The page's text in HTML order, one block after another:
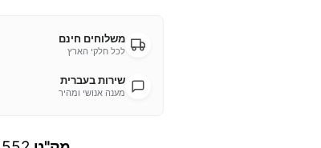
משלוחים חינם
לכל חלקי הארץ
שירות בעברית
מענה אנושי ומהיר